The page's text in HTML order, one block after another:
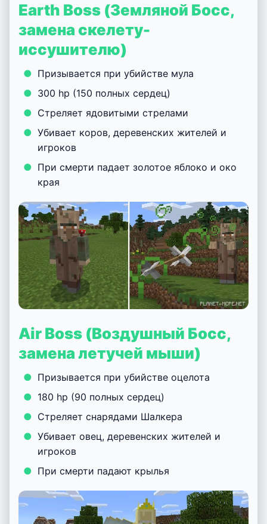
Earth Boss (Земляной Босс,
замена скелету-
иссушителю)
Призывается при убийстве мула
300 hp (150 полных сердец)
Стреляет ядовитыми стрелами
Убивает коров, деревенских жителей и
игроков
При смерти падает золотое яблоко и око
края
Air Boss (Воздушный Босс,
замена летучей мыши)
Призывается при убийстве оцелота
180 hp (90 полных сердец)
Стреляет снарядами Шалкера
Убивает овец, деревенских жителей и
игроков
При смерти падают крылья